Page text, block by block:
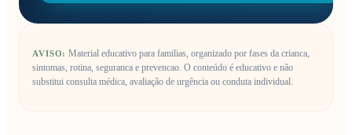
AVISO: Material educativo para familias, organizado por fases da crianca,
sintomas, rotina, seguranca e prevencao. O conteúdo é educativo e não
substitui consulta médica, avaliação de urgência ou conduta individual.